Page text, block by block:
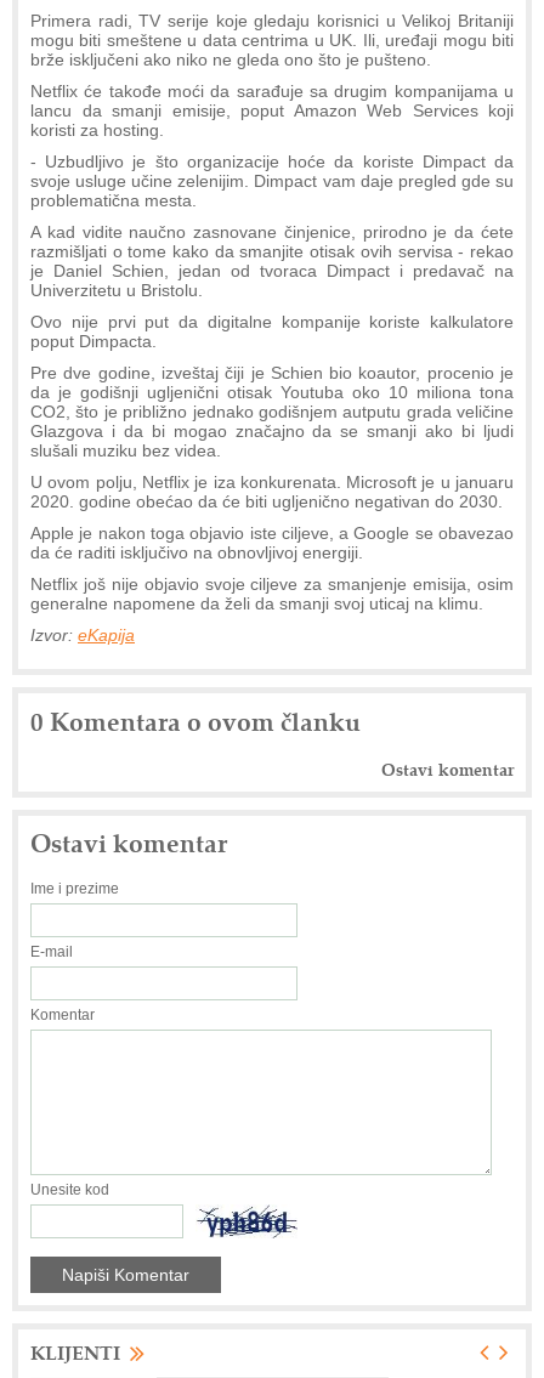
Primera radi, TV serije koje gledaju korisnici u Velikoj Britaniji
mogu biti smeštene u data centrima u UK. Ili, uređaji mogu biti
brže isključeni ako niko ne gleda ono što je pušteno.
Netflix će takođe moći da sarađuje sa drugim kompanijama u
lancu da smanji emisije, poput Amazon Web Services koji
koristi za hosting.
- Uzbudljivo je što organizacije hoće da koriste Dimpact da
svoje usluge učine zelenijim. Dimpact vam daje pregled gde su
problematična mesta.
A kad vidite naučno zasnovane činjenice, prirodno je da ćete
razmišljati o tome kako da smanjite otisak ovih servisa - rekao
je Daniel Schien, jedan od tvoraca Dimpact i predavač na
Univerzitetu u Bristolu.
Ovo nije prvi put da digitalne kompanije koriste kalkulatore
poput Dimpacta.
Pre dve godine, izveštaj čiji je Schien bio koautor, procenio je
da je godišnji ugljenični otisak Youtuba oko 10 miliona tona
CO2, što je približno jednako godišnjem autputu grada veličine
Glazgova i da bi mogao značajno da se smanji ako bi ljudi
slušali muziku bez videa.
U ovom polju, Netflix je iza konkurenata. Microsoft je u januaru
2020. godine obećao da će biti ugljenično negativan do 2030.
Apple je nakon toga objavio iste ciljeve, a Google se obavezao
da će raditi isključivo na obnovljivoj energiji.
Netflix još nije objavio svoje ciljeve za smanjenje emisija, osim
generalne napomene da želi da smanji svoj uticaj na klimu.
Izvor: eKapija
0 Komentara o ovom članku
Ostavi komentar
Ostavi komentar
Ime i prezime
E-mail
Komentar
Unesite kod
KLIJENTI